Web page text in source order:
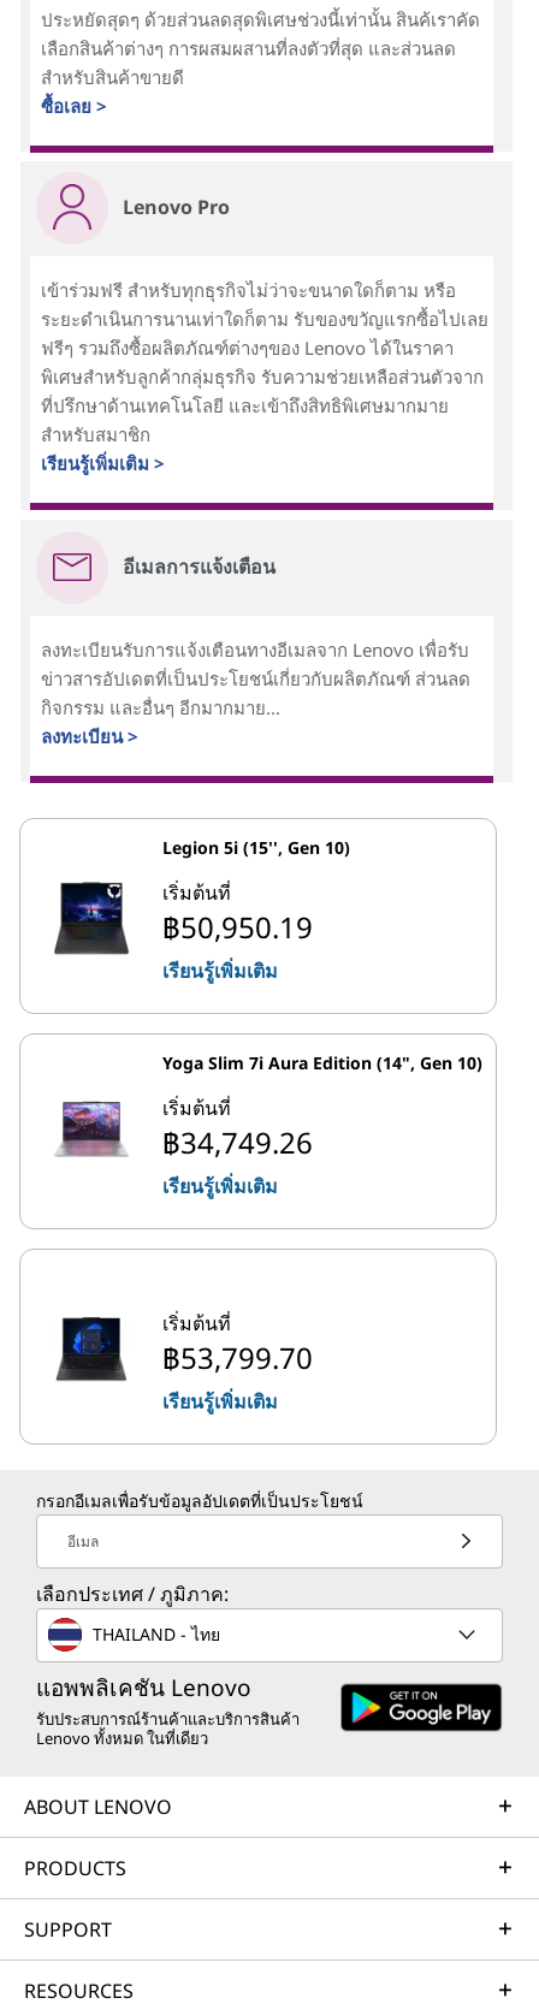
ประหยัดสุดๆ ด้วยส่วนลดสุดพิเศษช่วงนี้เท่านั้น สินค้เราคัด
เลือกสินค้าต่างๆ การผสมผสานที่ลงตัวที่สุด และส่วนลด
สำหรับสินค้าขายดี
ซื้อเลย >
Lenovo Pro
เข้าร่วมฟรี สำหรับทุกธุรกิจไม่ว่าจะขนาดใดก็ตาม หรือ
ระยะดำเนินการนานเท่าใดก็ตาม รับของขวัญแรกซื้อไปเลย
ฟรีๆ รวมถึงซื้อผลิตภัณฑ์ต่างๆของ Lenovo ได้ในราคา
พิเศษสำหรับลูกค้ากลุ่มธุรกิจ รับความช่วยเหลือส่วนตัวจาก
ที่ปรึกษาด้านเทคโนโลยี และเข้าถึงสิทธิพิเศษมากมาย
สำหรับสมาชิก
เรียนรู้เพิ่มเติม >
อีเมลการแจ้งเตือน
ลงทะเบียนรับการแจ้งเตือนทางอีเมลจาก Lenovo เพื่อรับ
ข่าวสารอัปเดตที่เป็นประโยชน์เกี่ยวกับผลิตภัณฑ์ ส่วนลด
กิจกรรม และอื่นๆ อีกมากมาย...
ลงทะเบียน >
Legion 5i (15'', Gen 10)
เริ่มต้นที่
฿50,950.19
เรียนรู้เพิ่มเติม
Yoga Slim 7i Aura Edition (14", Gen 10)
เริ่มต้นที่
฿34,749.26
เรียนรู้เพิ่มเติม
เริ่มต้นที่
฿53,799.70
เรียนรู้เพิ่มเติม
กรอกอีเมลเพื่อรับข้อมูลอัปเดตที่เป็นประโยชน์
อีเมล
เลือกประเทศ / ภูมิภาค:
THAILAND - ไทย
แอพพลิเคชัน Lenovo
รับประสบการณ์ร้านค้าและบริการสินค้า
Lenovo ทั้งหมด ในที่เดียว
ABOUT LENOVO
PRODUCTS
SUPPORT
RESOURCES